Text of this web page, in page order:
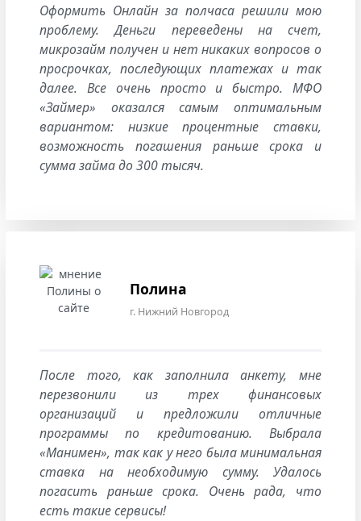
Оформить Онлайн за полчаса решили мою
проблему. Деньги переведены на счет,
микрозайм получен и нет никаких вопросов о
просрочках, последующих платежах и так
далее. Все очень просто и быстро. МФО
«Займер» оказался самым оптимальным
вариантом: низкие процентные ставки,
возможность погашения раньше срока и
сумма займа до 300 тысяч.
Полина
г. Нижний Новгород
После того, как заполнила анкету, мне
перезвонили из трех финансовых
организаций и предложили отличные
программы по кредитованию. Выбрала
«Манимен», так как у него была минимальная
ставка на необходимую сумму. Удалось
погасить раньше срока. Очень рада, что
есть такие сервисы!